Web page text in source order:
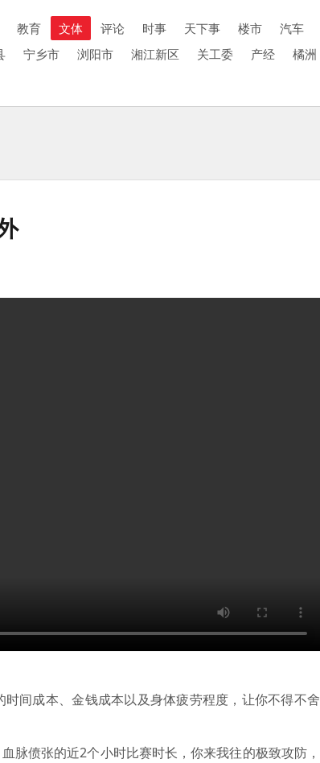
教育 文体 评论 时事 天下事 楼市 汽车
宁乡市 浏阳市 湘江新区 关工委 产经 橘洲
间成本、金钱成本以及身体疲劳程度，让你不得不舍
偾张的近2个小时比赛时长，你来我往的极致攻防，